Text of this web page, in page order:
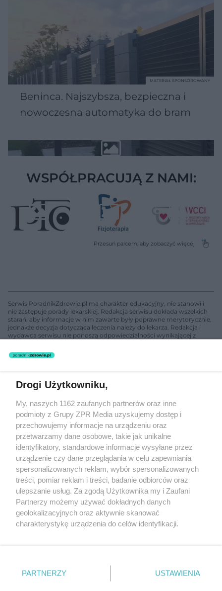
Beninca. Najszybsza, bezpieczna i
nowoczesna automatyka do bram
MATERIAŁ SPONSOROWANY
WSPÓŁPRACUJĄ Z NAMI:
Serwis PoradnikZdrowie.pl ma charakter edukacyjny, nie stanowi i
nie zastępuje porady lekarskiej. Redakcja serwisu dokłada wszelkich
starań, aby informacje w nim zawarte były poprawne merytorycznie,
jednakże decyzja dotycząca leczenia należy do lekarza. Redakcja i
wydawca serwisu nie ponoszą odpowiedzialności wynikającej z
nie prowadzi działalności leczniczej polegającej na udzielaniu
świadczeń zdrowotnych w rozumieniu art. 3 ust 1 ustawy o
Żaden utwór zamieszczony w serwisie nie może być powielany i
rozpowszechniany lub dalej rozpowszechniany w jakikolwiek sposób
(w tym także elektroniczny lub mechaniczny) na jakimkolwiek polu
eksploatacji w jakiejkolwiek formie, włącznie z umieszczaniem w
Internecie bez pisemnej zgody właściciela praw. Jakiekolwiek użycie
lub wykorzystanie utworów w całości lub w części z naruszeniem
prawa, tzn. bez właściwej zgody, jest zabronione pod groźbą kary i
może być ścigane prawnie.
O nas
Nasze serwisy
Drogi Użytkowniku,
My, naszych 1162 zaufanych partnerów oraz inne
podmioty z Grupy ZPR Media uzyskujemy dostęp i
przechowujemy informacje na urządzeniu oraz
przetwarzamy dane osobowe, takie jak unikalne
identyfikatory, standardowe informacje wysyłane przez
urządzenie czy dane przeglądania w celu zapewniania
spersonalizowanych reklam, wybór spersonalizowanych
treści, pomiar reklam i treści, badanie odbiorców oraz
ulepszanie usług. Za zgodą Użytkownika my i Zaufani
Partnerzy możemy używać dokładnych danych
geolokalizacyjnych oraz aktywnie skanować
charakterystykę urządzenia do celów identyfikacji.
zmienić/wycofać klikając przycisk ustawień prywatności
znajdujący się w lewym dolnym rogu strony
PARTNERZY USTAWIENIA